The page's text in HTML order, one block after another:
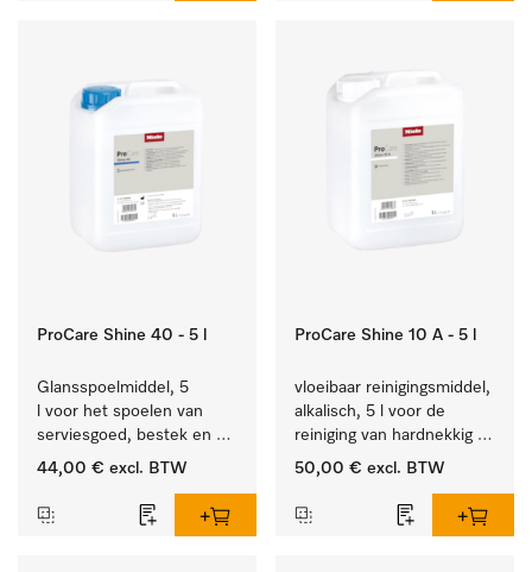
ProCare Shine 40 - 5 l
Glansspoelmiddel, 5
l voor het spoelen van
serviesgoed, bestek en
ideaal voor glazen.
44,00 € excl. BTW
ProCare Shine 10 A - 5 l
vloeibaar reinigingsmiddel,
alkalisch, 5 l voor de
reiniging van hardnekkig
vuil op serviesgoed,
50,00 € excl. BTW